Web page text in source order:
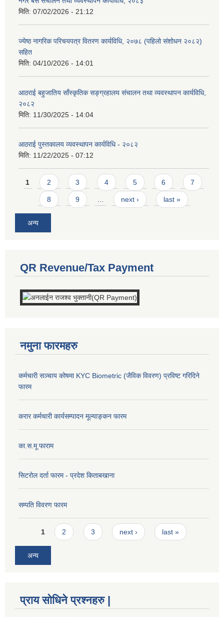
मिति: 07/02/2026 - 21:12
ज्येष्ठ नागरिक परिचयपत्र वितरण कार्यविधि, २०७८ (पहिलो संशोधन २०८२)
सहित
मिति: 04/10/2026 - 14:01
आठराई बहुजातिय साँस्कृतिक सङ्ग्रहालय संचालन तथा व्यवस्थापन कार्यविधि,
२०८२
मिति: 11/30/2025 - 14:04
आठराई पुस्तकालय व्यवस्थापन कार्यविधि - २०८२
मिति: 11/22/2025 - 07:12
Pages
1 2 3 4 5 6 7
8 9 … next › last »
अन्य
QR Revenue/Tax Payment
नमुना फारमहरु
कर्मचारी सञ्चाय कोषमा KYC Biometric (जैविक विवरण) प्रविष्ट गरिदिने
फारम
करार कर्मचारी कार्यसम्पादन मूल्याङ्कन फारम
का.स.मू फाराम
सिटरोल दर्ता फारम - प्रदेश किताबखाना
सम्पति विवरण फारम
Pages
1 2 3 next › last »
अन्य
प्राय सोधिने प्रश्नहरु |